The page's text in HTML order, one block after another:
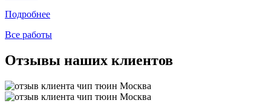
Подробнее
Все работы
Отзывы наших клиентов